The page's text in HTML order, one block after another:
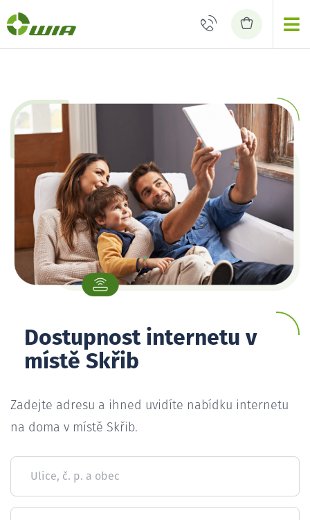
Dostupnost internetu v
místě Skřib
Zadejte adresu a ihned uvidíte nabídku internetu
na doma v místě Skřib.
Ulice, č. p. a obec